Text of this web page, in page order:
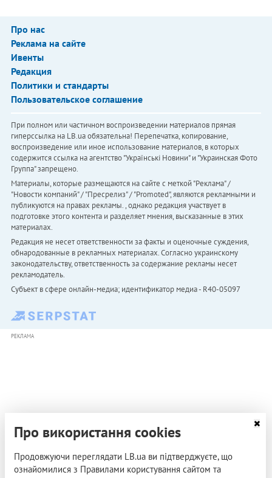
Про нас
Реклама на сайте
Ивенты
Редакция
Политики и стандарты
Пользовательское соглашение
При полном или частичном воспроизведении материалов прямая
гиперссылка на LB.ua обязательна! Перепечатка, копирование,
воспроизведение или иное использование материалов, в которых
содержится ссылка на агентство "Українськi Новини" и "Украинская Фото
Группа" запрещено.
Материалы, которые размещаются на сайте с меткой "Реклама" /
"Новости компаний" / "Пресрелиз" / "Promoted", являются рекламными и
публикуются на правах рекламы. , однако редакция участвует в
подготовке этого контента и разделяет мнения, высказанные в этих
материалах.
Редакция не несет ответственности за факты и оценочные суждения,
обнародованные в рекламных материалах. Согласно украинскому
законодательству, ответственность за содержание рекламы несет
рекламодатель.
Субъект в сфере онлайн-медиа; идентификатор медиа - R40-05097
РЕКЛАМА
Про використання cookies
Продовжуючи переглядати LB.ua ви підтверджуєте, що
ознайомилися з Правилами користування сайтом та